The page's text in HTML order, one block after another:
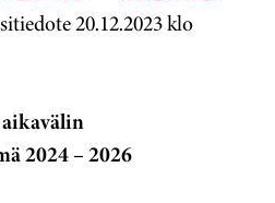
20.12.2023 klo
2024 – 2026